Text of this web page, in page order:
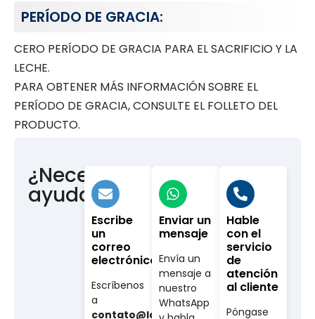
PERÍODO DE GRACIA:
CERO PERÍODO DE GRACIA PARA EL SACRIFICIO Y LA
LECHE.
PARA OBTENER MÁS INFORMACIÓN SOBRE EL
PERÍODO DE GRACIA, CONSULTE EL FOLLETO DEL
PRODUCTO.
¿Necesitas
ayuda?
Escribe
un
correo
electrónico
Escríbenos
a
contato@labovet.com.br
Enviar un
mensaje
Envía un
mensaje a
nuestro
WhatsApp
Hable
con el
servicio
de
atención
al cliente
Póngase